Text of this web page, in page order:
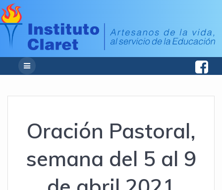
Oración Pastoral,
semana del 5 al 9